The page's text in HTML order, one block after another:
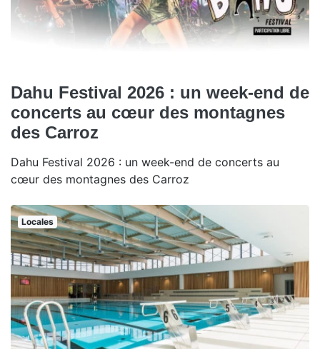
Dahu Festival 2026 : un week-end de
concerts au cœur des montagnes
des Carroz
Dahu Festival 2026 : un week-end de concerts au
cœur des montagnes des Carroz
Locales